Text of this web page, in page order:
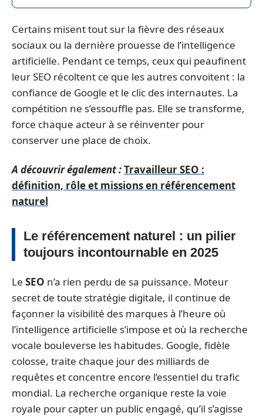
Certains misent tout sur la fièvre des réseaux
sociaux ou la dernière prouesse de l’intelligence
artificielle. Pendant ce temps, ceux qui peaufinent
leur SEO récoltent ce que les autres convoitent : la
confiance de Google et le clic des internautes. La
compétition ne s’essouffle pas. Elle se transforme,
force chaque acteur à se réinventer pour
conserver une place de choix.
A découvrir également :Travailleur SEO :
définition, rôle et missions en référencement
naturel
Le référencement naturel : un pilier
toujours incontournable en 2025
Le SEO n’a rien perdu de sa puissance. Moteur
secret de toute stratégie digitale, il continue de
façonner la visibilité des marques à l’heure où
l’intelligence artificielle s’impose et où la recherche
vocale bouleverse les habitudes. Google, fidèle
colosse, traite chaque jour des milliards de
requêtes et concentre encore l’essentiel du trafic
mondial. La recherche organique reste la voie
royale pour capter un public engagé, qu’il s’agisse